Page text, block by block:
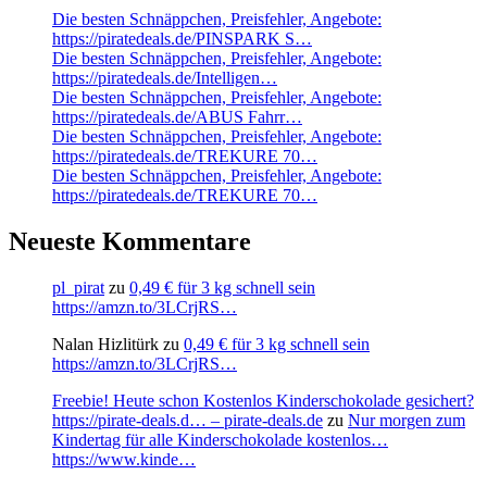
Die besten Schnäppchen, Preisfehler, Angebote:
https://piratedeals.de/PINSPARK S…
Die besten Schnäppchen, Preisfehler, Angebote:
https://piratedeals.de/Intelligen…
Die besten Schnäppchen, Preisfehler, Angebote:
https://piratedeals.de/ABUS Fahrr…
Die besten Schnäppchen, Preisfehler, Angebote:
https://piratedeals.de/TREKURE 70…
Die besten Schnäppchen, Preisfehler, Angebote:
https://piratedeals.de/TREKURE 70…
Neueste Kommentare
pl_pirat zu 0,49 € für 3 kg schnell sein
https://amzn.to/3LCrjRS…
Nalan Hizlitürk zu 0,49 € für 3 kg schnell sein
https://amzn.to/3LCrjRS…
Freebie! Heute schon Kostenlos Kinderschokolade gesichert?
https://pirate-deals.d… – pirate-deals.de zu Nur morgen zum
Kindertag für alle Kinderschokolade kostenlos…
https://www.kinde…